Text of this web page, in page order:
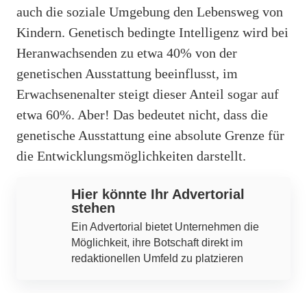
auch die soziale Umgebung den Lebensweg von
Kindern. Genetisch bedingte Intelligenz wird bei
Heranwachsenden zu etwa 40% von der
genetischen Ausstattung beeinflusst, im
Erwachsenenalter steigt dieser Anteil sogar auf
etwa 60%. Aber! Das bedeutet nicht, dass die
genetische Ausstattung eine absolute Grenze für
die Entwicklungsmöglichkeiten darstellt.
Hier könnte Ihr Advertorial
stehen
Ein Advertorial bietet Unternehmen die
Möglichkeit, ihre Botschaft direkt im
redaktionellen Umfeld zu platzieren